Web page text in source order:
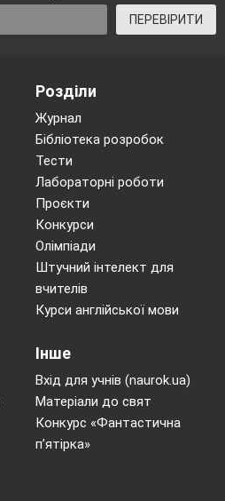
ПЕРЕВІРИТИ
Розділи
Журнал
Бібліотека розробок
Тести
Лабораторні роботи
Проєкти
Конкурси
Олімпіади
Штучний інтелект для
вчителів
Курси англійської мови
Інше
Вхід для учнів (naurok.ua)
Матеріали до свят
Конкурс «Фантастична
п’ятірка»